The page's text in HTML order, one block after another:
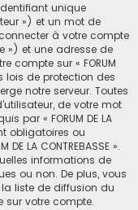
unique
») et un mot de
à votre compte
») et une adresse de
compte sur « FORUM
lois de protection des
notre serveur. Toutes
de votre mot
par « FORUM DE LA
obligatoires ou
LA CONTREBASSE ».
informations de
ou non. De plus, vous
liste de diffusion du
sur votre compte.